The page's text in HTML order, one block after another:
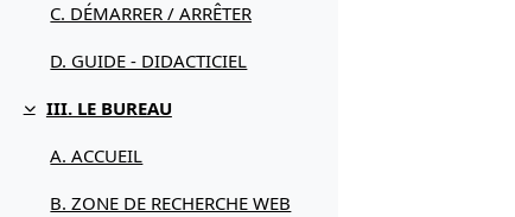
C. DÉMARRER / ARRÊTER
D. GUIDE - DIDACTICIEL
Replier
III. LE BUREAU
A. ACCUEIL
B. ZONE DE RECHERCHE WEB